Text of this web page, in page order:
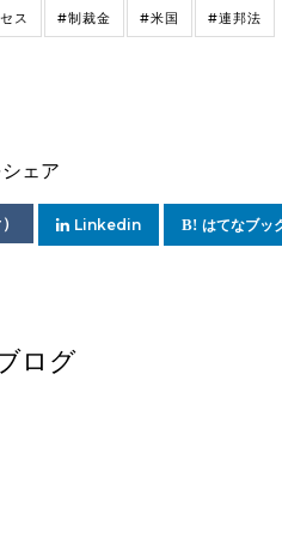
ス #制裁金 #米国 #連邦法
ェア
Linkedin はてなブッ
ログ